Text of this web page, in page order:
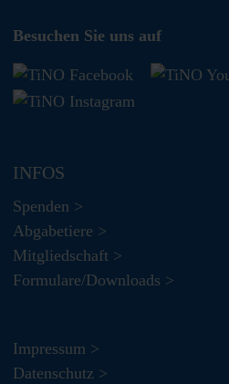
Besuchen Sie uns auf
INFOS
Spenden >
Abgabetiere >
Mitgliedschaft >
Formulare/Downloads >
Impressum >
Datenschutz >